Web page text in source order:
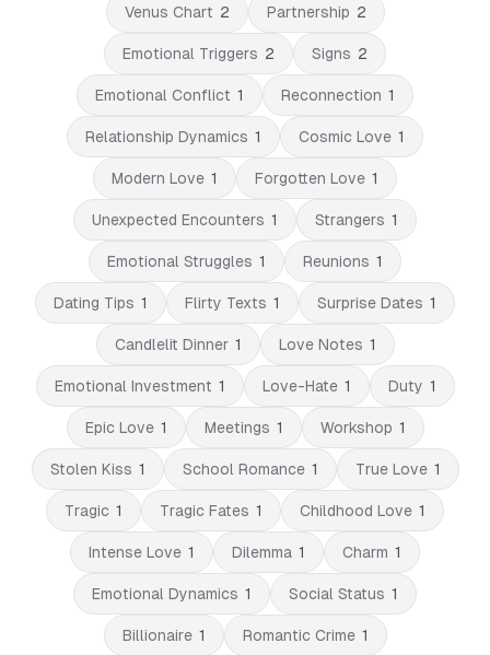
Venus Chart 2 Partnership 2
Emotional Triggers 2 Signs 2
Emotional Conflict 1 Reconnection 1
Relationship Dynamics 1 Cosmic Love 1
Modern Love 1 Forgotten Love 1
Unexpected Encounters 1 Strangers 1
Emotional Struggles 1 Reunions 1
Dating Tips 1 Flirty Texts 1 Surprise Dates 1
Candlelit Dinner 1 Love Notes 1
Emotional Investment 1 Love-Hate 1 Duty 1
Epic Love 1 Meetings 1 Workshop 1
Stolen Kiss 1 School Romance 1 True Love 1
Tragic 1 Tragic Fates 1 Childhood Love 1
Intense Love 1 Dilemma 1 Charm 1
Emotional Dynamics 1 Social Status 1
Billionaire 1 Romantic Crime 1